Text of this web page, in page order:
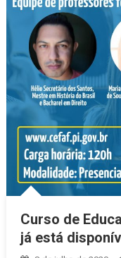
Curso de
já está